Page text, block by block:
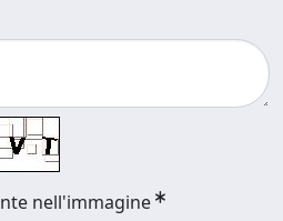
nell'immagine